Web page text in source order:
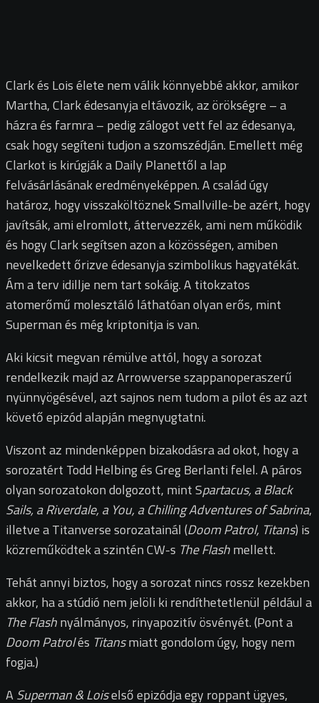
Clark és Lois élete nem válik könnyebbé akkor, amikor
Martha, Clark édesanyja eltávozik, az örökségre – a
házra és farmra – pedig zálogot vett fel az édesanya,
csak hogy segíteni tudjon a szomszédján. Emellett még
Clarkot is kirúgják a Daily Planettől a lap
felvásárlásának eredményeképpen. A család úgy
határoz, hogy visszaköltöznek Smallville-be azért, hogy
javítsák, ami elromlott, áttervezzék, ami nem működik
és hogy Clark segítsen azon a közösségen, amiben
nevelkedett őrizve édesanyja szimbolikus hagyatékát.
Ám a terv idillje nem tart sokáig. A titokzatos
atomerőmű molesztáló láthatóan olyan erős, mint
Superman és még kriptonitja is van.
Aki kicsit megvan rémülve attól, hogy a sorozat
rendelkezik majd az Arrowverse szappanoperaszerű
nyünnyögésével, azt sajnos nem tudom a pilot és az azt
követő epizód alapján megnyugtatni.
Viszont az mindenképpen bizakodásra ad okot, hogy a
sorozatért Todd Helbing és Greg Berlanti felel. A páros
olyan sorozatokon dolgozott, mint Spartacus, a Black
Sails, a Riverdale, a You, a Chilling Adventures of Sabrina,
illetve a Titanverse sorozatainál (Doom Patrol, Titans) is
közreműködtek a szintén CW-s The Flashmellett.
Tehát annyi biztos, hogy a sorozat nincs rossz kezekben
akkor, ha a stúdió nem jelöli ki rendíthetetlenül például a
The Flashnyálmányos, rinyapozitív ösvényét. (Pont a
Doom Patrolés Titansmiatt gondolom úgy, hogy nem
fogja.)
ASuperman & Loiselső epizódja egy roppant ügyes,